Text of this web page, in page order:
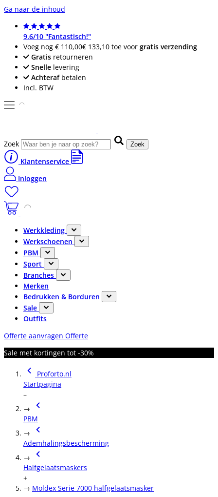
Ga naar de inhoud
9.6/10 "Fantastisch!"
Voeg nog € 110,00€ 133,10 toe voor gratis verzending
Gratis retourneren
Snelle levering
Achterafbetalen
Incl. BTW
Zoek Zoek
Klantenservice
Inloggen
Werkkleding
Werkschoenen
PBM
Sport
Branches
Merken
Bedrukken & Borduren
Sale
Outfits
Offerte aanvragen Offerte
Sale met kortingen tot -30%
Proforto.nl
Startpagina
–
→
PBM
→
Ademhalingsbescherming
→
Halfgelaatsmaskers
+
→ Moldex Serie 7000 halfgelaatsmasker